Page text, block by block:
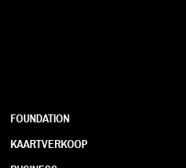
FOUNDATION
KAARTVERKOOP